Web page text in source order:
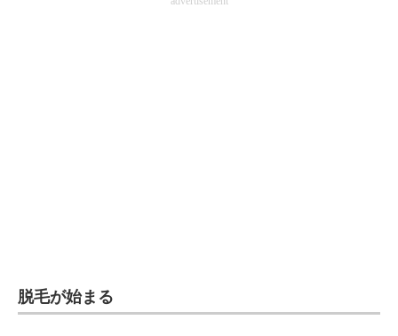
脱毛が始まる